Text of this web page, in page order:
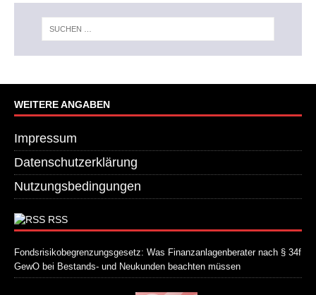
WEITERE ANGABEN
Impressum
Datenschutzerklärung
Nutzungsbedingungen
RSS
Fondsrisikobegrenzungsgesetz: Was Finanzanlagenberater nach § 34f
GewO bei Bestands- und Neukunden beachten müssen